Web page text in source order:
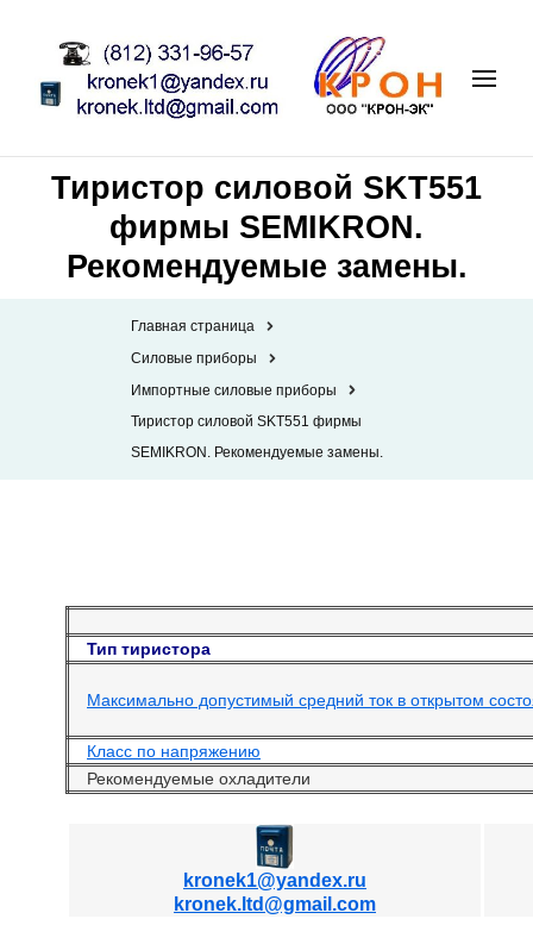
Тиристор силовой SKT551
фирмы SEMIKRON.
Рекомендуемые замены.
Главная страница
Силовые приборы
Импортные силовые приборы
Тиристор силовой SKT551 фирмы
SEMIKRON. Рекомендуемые замены.
Тип тиристора
Максимально допустимый средний ток в открытом
Класс по напряжению
Рекомендуемые охладители
kronek1@yandex.ru
kronek.ltd@gmail.com